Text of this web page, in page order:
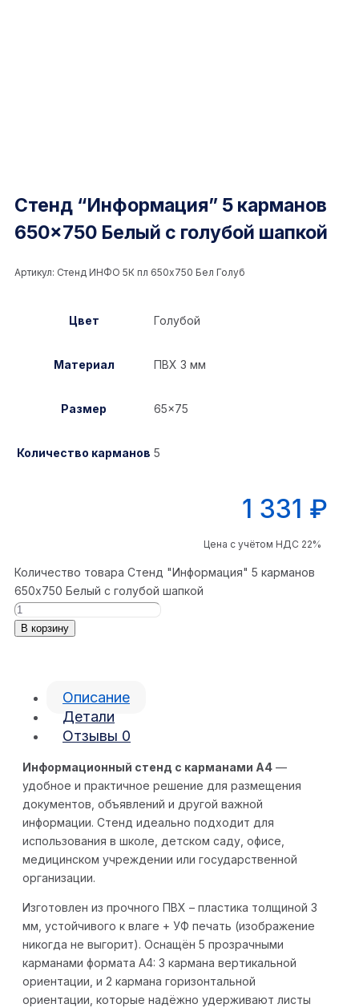
Стенд “Информация” 5 карманов
650×750 Белый с голубой шапкой
Артикул: Стенд ИНФО 5К пл 650x750 Бел Голуб
Цвет Голубой
Материал ПВХ 3 мм
Размер 65×75
Количество карманов 5
1 331 ₽
Цена с учётом НДС 22%
Количество товара Стенд "Информация" 5 карманов
650x750 Белый с голубой шапкой
В корзину
Описание
Детали
Отзывы 0
Информационный стенд с карманами А4 —
удобное и практичное решение для размещения
документов, объявлений и другой важной
информации. Стенд идеально подходит для
использования в школе, детском саду, офисе,
медицинском учреждении или государственной
организации.
Изготовлен из прочного ПВХ – пластика толщиной 3
мм, устойчивого к влаге + УФ печать (изображение
никогда не выгорит). Оснащён 5 прозрачными
карманами формата А4: 3 кармана вертикальной
ориентации, и 2 кармана горизонтальной
ориентации, которые надёжно удерживают листы